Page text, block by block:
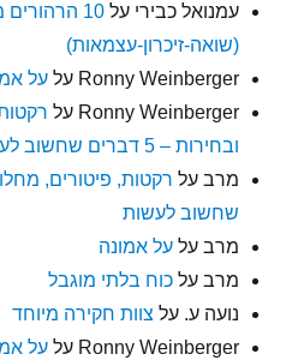
עמנואל כבירי על
10
(שואה-זיכרון-עצמאות)
Ronny Weinberger עלעל
Ronny Weinberger על
ובחירות – 5 דברים שחשוב לעשות
מרב על
שחשוב לעשות
מרב עלעל אמונה
מרב עלכוח בלתי מוגבל
נועה ע. על צוות חקירה מיוחד
Ronny Weinberger עלעל